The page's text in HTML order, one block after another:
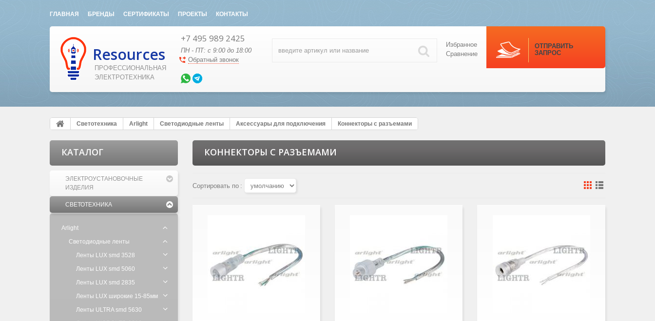
ГЛАВНАЯ БРЕНДЫ СЕРТИФИКАТЫ ПРОЕКТЫ КОНТАКТЫ
Resources
ПРОФЕССИОНАЛЬНАЯ
ЭЛЕКТРОТЕХНИКА
+7 495 989 2425
ПН - ПТ: с 9:00 до 18:00
Обратный звонок
ОТПРАВИТЬ
ЗАПРОС
Избранное
Сравнение
Светотехника Arlight Светодиодные ленты Аксессуары для подключения Коннекторы с разъемами
КАТАЛОГ
ЭЛЕКТРОУСТАНОВОЧНЫЕ
ИЗДЕЛИЯ
СВЕТОТЕХНИКА
Arlight
Светодиодные ленты
Ленты LUX smd 3528
Ленты LUX smd 5060
Ленты LUX smd 2835
Ленты LUX широкие 15-85мм
Ленты ULTRA smd 5630
КОННЕКТОРЫ С РАЗЪЕМАМИ
Сортировать по :